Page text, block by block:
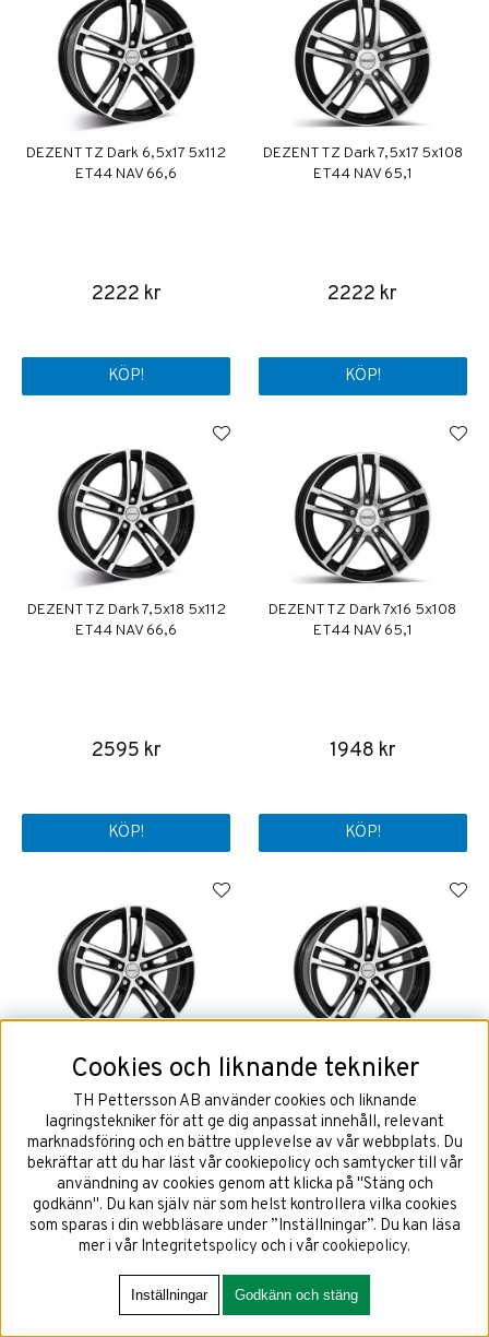
DEZENT TZ Dark 6,5x17 5x112
ET44 NAV 66,6
2222 kr
KÖP!
DEZENT TZ Dark 7,5x17 5x108
ET44 NAV 65,1
2222 kr
KÖP!
DEZENT TZ Dark 7,5x18 5x112
ET44 NAV 66,6
2595 kr
KÖP!
DEZENT TZ Dark 7x16 5x108
ET44 NAV 65,1
1948 kr
KÖP!
DEZENT TZ Dark 7x17 5x115
2222 kr
KÖP!
DEZENT TZ Dark 8x19 5x112
2984 kr
KÖP!
Cookies och liknande tekniker
TH Pettersson AB använder cookies och liknande
lagringstekniker för att ge dig anpassat innehåll, relevant
marknadsföring och en bättre upplevelse av vår webbplats. Du
bekräftar att du har läst vår cookiepolicy och samtycker till vår
användning av cookies genom att klicka på "Stäng och
godkänn". Du kan själv när som helst kontrollera vilka cookies
som sparas i din webbläsare under ”Inställningar”. Du kan läsa
mer i vår Integritetspolicy och i vår cookiepolicy.
Inställningar Godkänn och stäng